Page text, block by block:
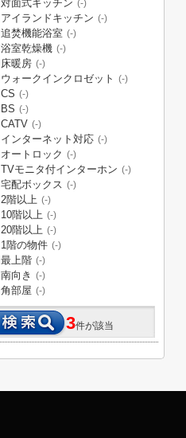
対面式キッチン (-)
アイランドキッチン (-)
追焚機能浴室 (-)
浴室乾燥機 (-)
床暖房 (-)
ウォークインクロゼット (-)
CS (-)
BS (-)
CATV (-)
インターネット対応 (-)
オートロック (-)
TVモニタ付インターホン (-)
宅配ボックス (-)
2階以上 (-)
10階以上 (-)
20階以上 (-)
1階の物件 (-)
最上階 (-)
南向き (-)
角部屋 (-)
3件が該当